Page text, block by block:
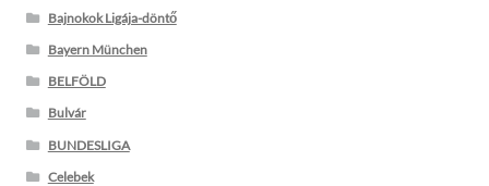
Bajnokok Ligája-döntő
Bayern München
BELFÖLD
Bulvár
BUNDESLIGA
Celebek